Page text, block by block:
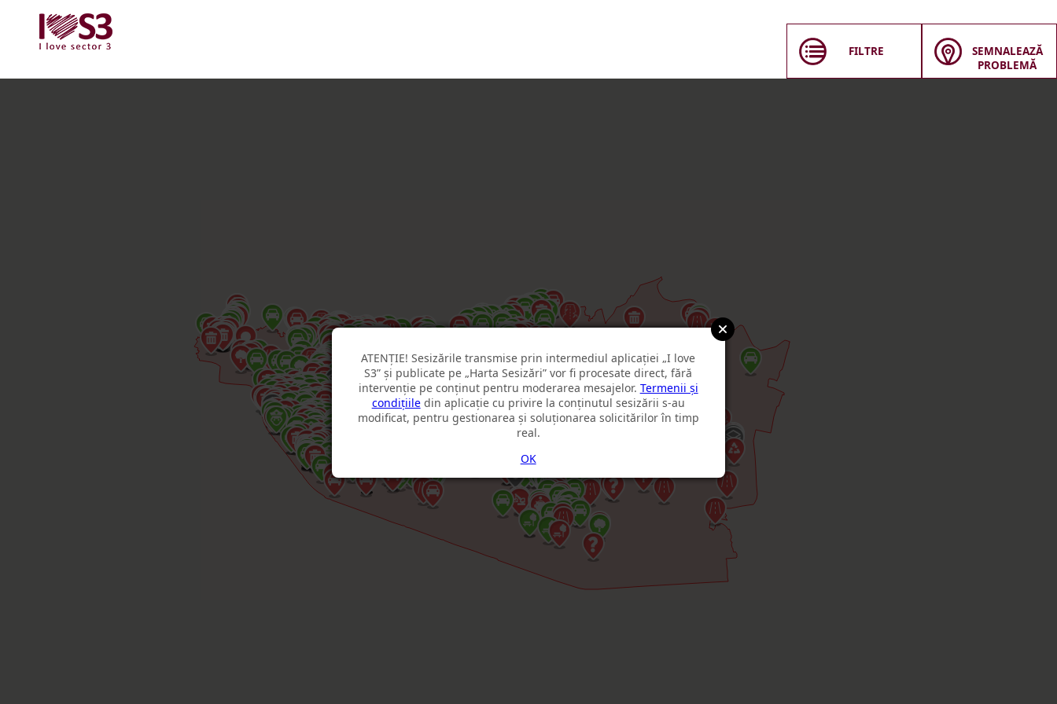
FILTRE
SEMNALEAZĂ
PROBLEMĂ
ATENȚIE! Sesizările transmise prin intermediul aplicației „I love
S3” și publicate pe „Harta Sesizări” vor fi procesate direct, fără
intervenție pe conținut pentru moderarea mesajelor. Termenii și
condițiiledin aplicație cu privire la conținutul sesizării s-au
modificat, pentru gestionarea și soluționarea solicitărilor în timp
real.
OK